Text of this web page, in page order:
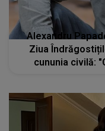
Alexandru
Ziua
cununia civilă: